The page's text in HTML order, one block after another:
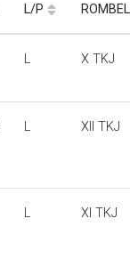
L/P
ROMBEL
L X TKJ
L XII TKJ
L XI TKJ